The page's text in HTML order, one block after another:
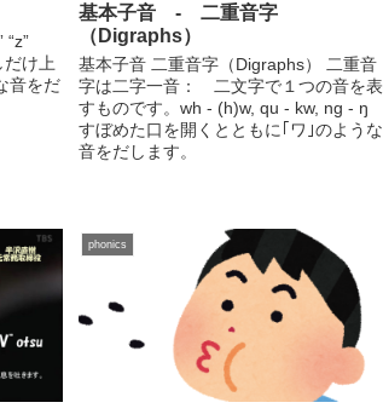
“z”
け上
音をだ
基本子音 - 二重音字
（Digraphs）
基本子音 二重音字（Digraphs） 二重音
字は二字一音： 二文字で１つの音を表
すものです。wh - (h)w, qu - kw, ng - ŋ
すぼめた口を開くとともに｢ワ｣のような
音をだします。
phonics